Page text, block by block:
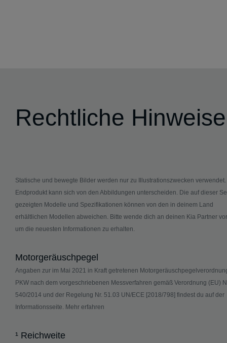
Rechtliche Hinweise
Statische und bewegte Bilder werden nur zu Illustrationszwecken
Endprodukt kann sich von den Abbildungen unterscheiden. Die auf dieser
gezeigten Modelle und Spezifikationen können von den in deinem Land
erhältlichen Modellen abweichen. Bitte wende dich an deinen Kia Partner
um die neuesten Informationen zu erhalten.
Motorgeräuschpegel
Angaben zur im Mai 2021 in Kraft getretenen
PKW nach dem vorgeschriebenen Messverfahren gemäß Verordnung (EU)
540/2014 und der Regelung Nr. 51.03 UN/ECE [2018/798] findest du auf der
Informationsseite. Mehr erfahren
¹ Reichweite